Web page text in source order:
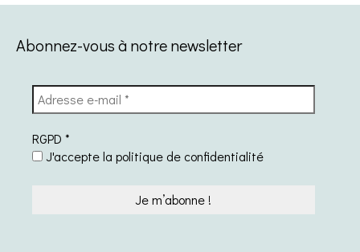
Abonnez-vous à notre newsletter
RGPD *
J'accepte la politique de confidentialité